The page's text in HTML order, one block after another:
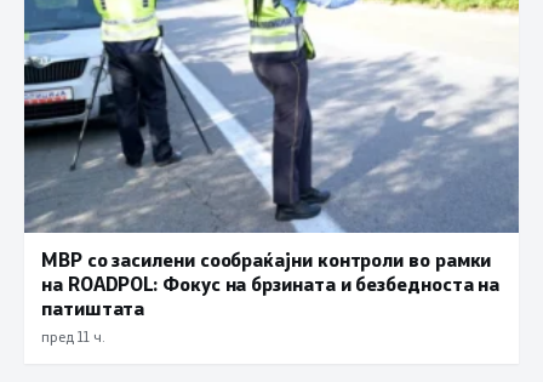
МВР со засилени сообраќајни контроли во рамки
на ROADPOL: Фокус на брзината и безбедноста на
патиштата
пред 11 ч.